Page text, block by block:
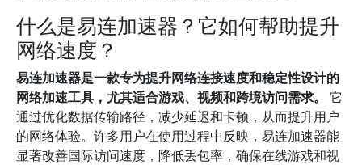
什么是易连加速器？它如何帮助提升
网络速度？
易连加速器是一款专为提升网络连接速度和稳定性设计的
网络加速工具，尤其适合游戏、视频和跨境访问需求。
它
通过优化数据传输路径，减少延迟和卡顿，从而提升用户
的网络体验。许多用户在使用过程中反映，易连加速器能
显著改善国际访问速度，降低丢包率，确保在线游戏和视